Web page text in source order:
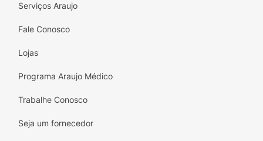
Serviços Araujo
Fale Conosco
Lojas
Programa Araujo Médico
Trabalhe Conosco
Seja um fornecedor